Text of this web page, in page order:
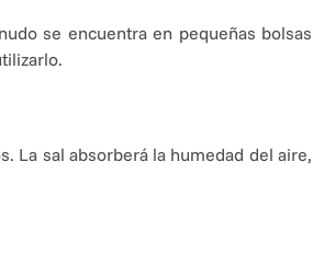
se encuentra en pequeñas bolsas
La sal absorberá la humedad del aire,